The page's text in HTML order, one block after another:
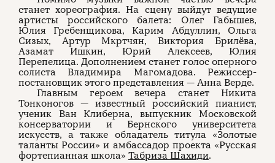
станет хореография. На сцену выйдут ведущие
артисты российского балета: Олег Габышев,
Юлия Гребенщикова, Карим Абдуллин, Ольга
Сизых, Артур Мкртчян, Виктория Брилёва,
Азамат Ишкин, Юрий Алексеев, Юлия
Перепелица. Дополнением станет голос оперного
солиста Владимира Магомадова. Режиссер-
постановщик этого представления — Анна Верде.
Главным героем вечера станет Никита
Тонконогов — известный российский пианист,
ученик Ван Клиберна, выпускник Московской
консерватории и Бернского университета
искусств, а также обладатель титула «Золотые
таланты России» и амбассадор проекта «Русская
фортепианная школа» Табриза Шахиди.